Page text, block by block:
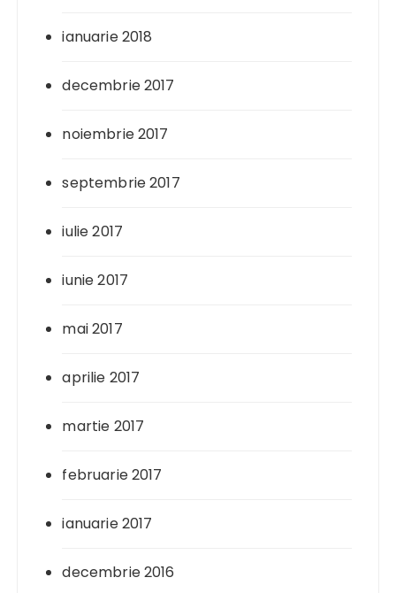
ianuarie 2018
decembrie 2017
noiembrie 2017
septembrie 2017
iulie 2017
iunie 2017
mai 2017
aprilie 2017
martie 2017
februarie 2017
ianuarie 2017
decembrie 2016